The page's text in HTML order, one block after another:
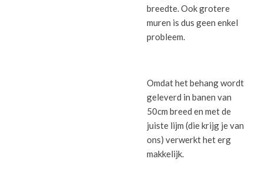
breedte. Ook grotere
muren is dus geen enkel
probleem.
Omdat het behang wordt
geleverd in banen van
50cm breed en met de
juiste lijm (die krijg je van
ons) verwerkt het erg
makkelijk.